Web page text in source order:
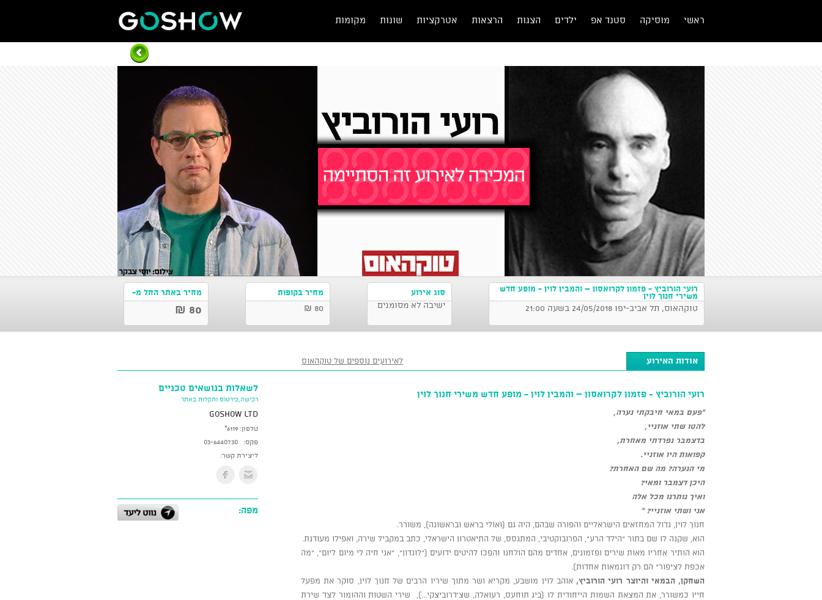
ראשי מוסיקה סטנד אפ ילדים הצגות הרצאות אטרקציות שונות מקומות
רועי הורוביץ - פזמון לקרואסון – והמבין לוין - מופע חדש
משירי חנוך לוין
טוקהאוס, תל אביב-יפו 24/05/2018 בשעה 21:00
סוג אירוע
ישיבה לא מסומנים
מחיר בקופות
80 ₪
מחיר באתר החל מ-
80 ₪
אודות האירוע לאירועים נוספים של טוקהאוס
רועי הורוביץ - פזמון לקרואסון – והמבין לוין - מופע חדש משירי חנוך לוין
"פעם במאי חיבקתי נערה,
להטו שתי אוזניי,
בדצמבר נפרדתי מאחרת,
קפואות היו אוזניי.
מי הנערה? מה שם האחרת?
היכן דצמבר ומאי?
ואיך נותרנו מכל אלה
אני ושתי אוזניי? "
חנוך לוין, גדול המחזאים הישראליים והפורה שבהם, היה גם (ואולי בראש ובראשונה), משורר.
הוא, שקנה לו שם בתור "הילד הרע", הפרובוקטיבי, המתגסס, של התיאטרון הישראלי, כתב במקביל שירה, ואפילו מעודנת.
הוא הותיר אחריו מאות שירים ופזמונים, אחדים מהם הולחנו והפכו להיטים ידועים ("לונדון", "אני חיה לי מיום ליום", "מה
אכפת לציפור" הם רק דוגמאות אחדות).
השחקן, הבמאי והיוצר רועי הורוביץ, אוהב לוין מושבע, מקריא ושר מתוך שיריו הרבים של חנוך לוין, סוקר את מפעל
חייו כמשורר, את המצאת השמות הייחודית לו (ביג תוחעס, רעואלה, שצ'דרוביצקי...), שירי השטות וההומור לצד שירת
לשאלות בנושאים טכניים
רכישה,כירטוס ותקלות באתר
GoShow LTD
טלפון: *6119
פקס:
03-6440730
ליצירת קשר:
מפה: